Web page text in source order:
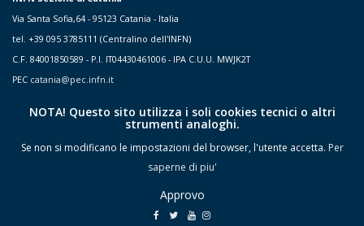
Via Santa Sofia,64 - 95123 Catania - Italia
tel. +39 095 3785111 (Centralino dell'INFN)
C.F. 84001850589 - P.I. IT04430461006 - IPA C.U.U. MWJK2T
PEC catania@pec.infn.it
NOTA! Questo sito utilizza i soli cookies tecnici o altri
strumenti analoghi.
Se non si modificano le impostazioni del browser, l'utente accetta. Per
saperne di piu'
Approvo